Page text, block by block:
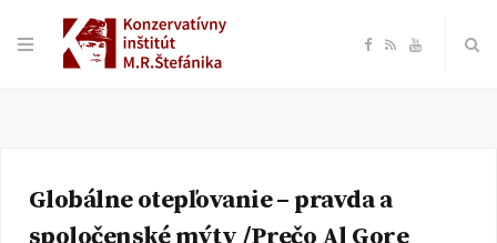
F
e
R Y
Globálne otepľovanie – pravda a
spoločenské mýty /Prečo Al Gore